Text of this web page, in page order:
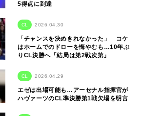
5得点に到達
CL 2026.04.30
「チャンスを決めきれなかった」 コケ
はホームでのドローを悔やむも…10年ぶ
りCL決勝へ「結局は第2戦次第」
CL 2026.04.29
エゼは出場可能も…アーセナル指揮官が
ハヴァーツのCL準決勝第1戦欠場を明言